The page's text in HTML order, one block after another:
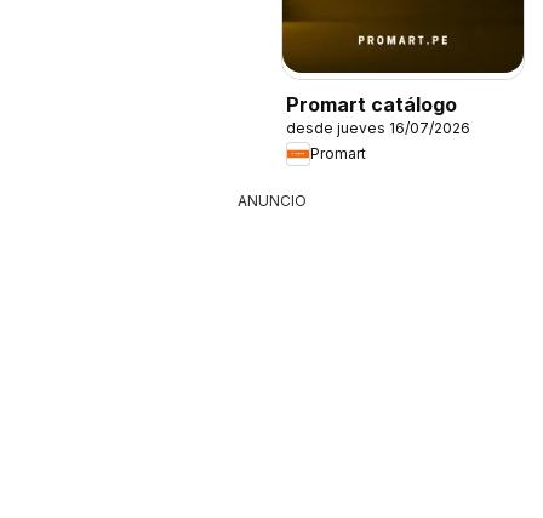
Promart catálogo
desde jueves 16/07/2026
Promart
ANUNCIO